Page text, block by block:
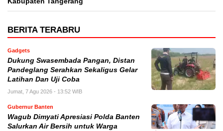
BERITA TERABRU
Gadgets
Dukung Swasembada Pangan, Distan
Pandeglang Serahkan Sekaligus Gelar
Latihan Dan Uji Coba
Jumat, 7 Agu 2026 - 13:52 WIB
Gubernur Banten
Wagub Dimyati Apresiasi Polda Banten
Salurkan Air Bersih untuk Warga